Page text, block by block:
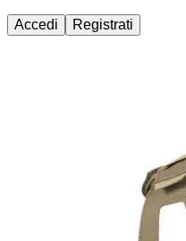
Accedi Registrati